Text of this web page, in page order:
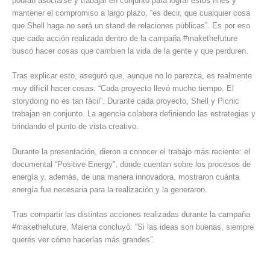
mantener el compromiso a largo plazo, “es decir, que cualquier cosa
que Shell haga no será un stand de relaciones públicas”. Es por eso
que cada acción realizada dentro de la campaña #makethefuture
buscó hacer cosas que cambien la vida de la gente y que perduren.
Tras explicar esto, aseguró que, aunque no lo parezca, es realmente
muy difícil hacer cosas. “Cada proyecto llevó mucho tiempo. El
storydoing no es tan fácil”. Durante cada proyecto, Shell y Picnic
trabajan en conjunto. La agencia colabora definiendo las estrategias y
brindando el punto de vista creativo.
Durante la presentación, dieron a conocer el trabajo más reciente: el
documental “Positive Energy”, donde cuentan sobre los procesos de
energía y, además, de una manera innovadora, mostraron cuánta
energía fue necesaria para la realización y la generaron.
Tras compartir las distintas acciones realizadas durante la campaña
#makethefuture, Malena concluyó: “Si las ideas son buenas, siempre
querés ver cómo hacerlas más grandes”.